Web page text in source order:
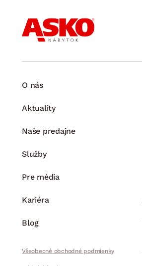
O nás
Aktuality
Naše predajne
Služby
Pre média
Kariéra
Blog
Všeobecné obchodné podmienky